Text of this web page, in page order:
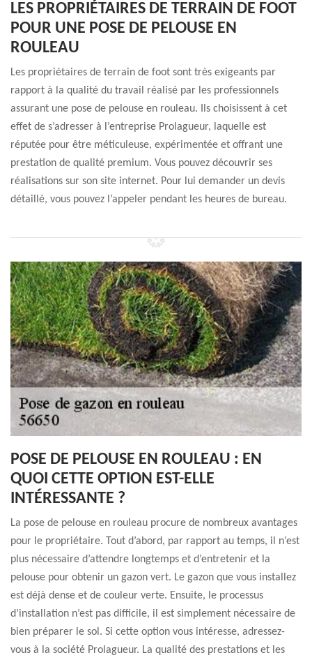
LES PROPRIÉTAIRES DE TERRAIN DE FOOT
POUR UNE POSE DE PELOUSE EN
ROULEAU
Les propriétaires de terrain de foot sont très exigeants par
rapport à la qualité du travail réalisé par les professionnels
assurant une pose de pelouse en rouleau. Ils choisissent à cet
effet de s’adresser à l’entreprise Prolagueur, laquelle est
réputée pour être méticuleuse, expérimentée et offrant une
prestation de qualité premium. Vous pouvez découvrir ses
réalisations sur son site internet. Pour lui demander un devis
détaillé, vous pouvez l’appeler pendant les heures de bureau.
POSE DE PELOUSE EN ROULEAU : EN
QUOI CETTE OPTION EST-ELLE
INTÉRESSANTE ?
La pose de pelouse en rouleau procure de nombreux avantages
pour le propriétaire. Tout d’abord, par rapport au temps, il n’est
plus nécessaire d’attendre longtemps et d’entretenir et la
pelouse pour obtenir un gazon vert. Le gazon que vous installez
est déjà dense et de couleur verte. Ensuite, le processus
d’installation n’est pas difficile, il est simplement nécessaire de
bien préparer le sol. Si cette option vous intéresse, adressez-
vous à la société Prolagueur. La qualité des prestations et les